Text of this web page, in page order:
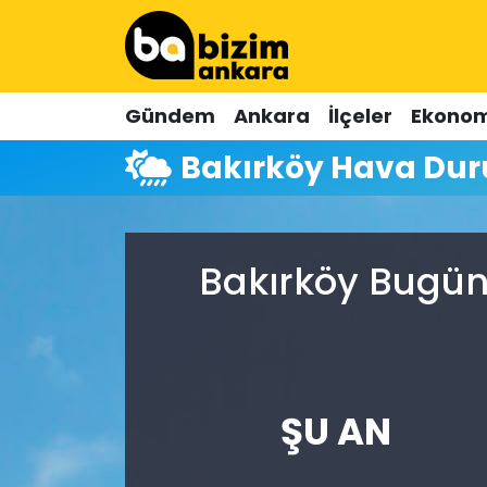
Gündem Ankara İlçeler
Bakırköy Hava
Bakırköy
ŞU AN
Hava Durumu
Trafik Durumu
Süper Lig Puan Durumu ve Fikstür